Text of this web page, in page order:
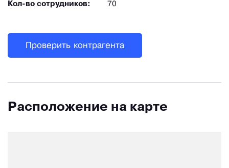
Кол-во сотрудников: 70
Проверить контрагента
Расположение на карте